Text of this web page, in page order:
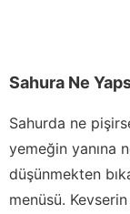
Sahura Ne
Sahurda ne
yemeğin yanına
düşünmekten
menüsü.